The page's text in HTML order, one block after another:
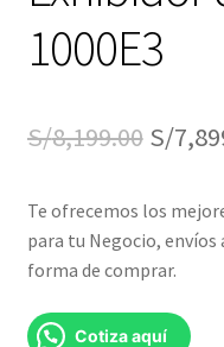
1000E3
S/8,199.00 El
era:
S/
S/
Te ofrecemos los
para tu Negocio,
forma de comprar.
Cotiza aquí